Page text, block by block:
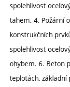
spolehlivost
tahem. 4. Požární
konstrukčních
spolehlivost
ohybem. 6. Beton
teplotách, základní